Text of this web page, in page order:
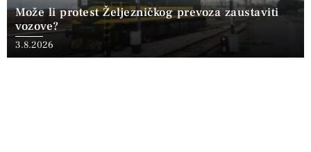
Može li protest Željezničkog prevoza zaustaviti
vozove?
3.8.2026